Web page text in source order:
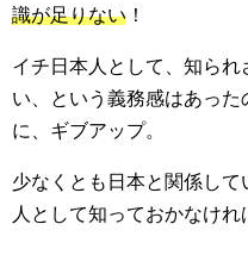
識が足りない ！
イチ日本人として、知ら
い、という義務感はあっ
に、ギブアップ。
少なくとも日本と関係し
人として知っておかなけれ